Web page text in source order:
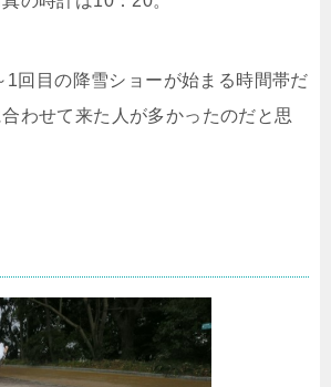
1回目の降雪ショーが始まる時間帯だ
わせて来た人が多かったのだと思